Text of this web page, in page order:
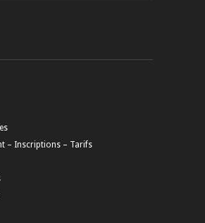
– Inscriptions – Tarifs